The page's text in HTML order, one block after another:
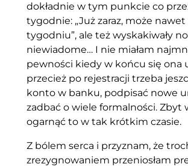
dokładnie w tym punkcie co
tygodnie: „Już zaraz, może
tygodniu”, ale też wyskakiwały
niewiadome… I nie miałam
pewności kiedy w końcu się ona
przecież po rejestracji trzeba
konto w banku, podpisać nowe
zadbać o wiele formalności. Zbyt
ogarnąć to w tak krótkim czasie.
Z bólem serca i przyznam, że
zrezygnowaniem przeniosłam